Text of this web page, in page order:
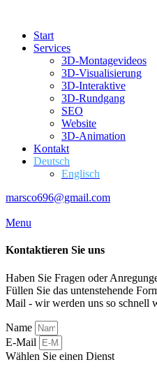
Start
Services
3D-Montagevideos
3D-Visualisierung
3D-Interaktive
3D-Rundgang
SEO
Website
3D-Animation
Kontakt
Deutsch
Englisch
marsco696@gmail.com
Menu
Kontaktieren Sie uns
Haben Sie Fragen oder
Füllen Sie das untenstehende
Mail - wir werden uns so schnell
Name
E-Mail
Wählen Sie einen Dienst